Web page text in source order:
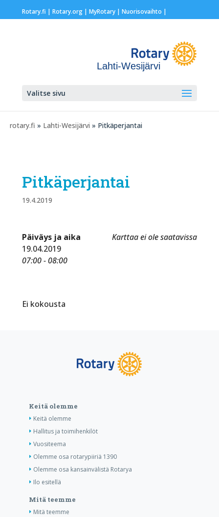
Rotary.fi | Rotary.org| MyRotary | Nuorisovaihto |
Lahti-Wesijärvi
Valitse sivu
rotary.fi » Lahti-Wesijärvi » Pitkäperjantai
Pitkäperjantai
19.4.2019
Karttaa ei ole saatavissa
Päiväys ja aika
19.04.2019
07:00 - 08:00
Ei kokousta
Keitä olemme
Keitä olemme
Hallitus ja toimihenkilöt
Vuositeema
Olemme osa rotarypiiriä 1390
Olemme osa kansainvälistä Rotarya
Ilo esitellä
Mitä teemme
Mitä teemme